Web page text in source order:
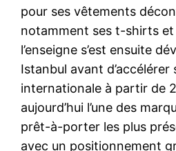
pour ses vêtements
notamment ses t-shirts
l’enseigne s’est ensuite
Istanbul avant d’accélérer
internationale à partir de
aujourd’hui l’une des
prêt-à-porter les plus
avec un positionnement